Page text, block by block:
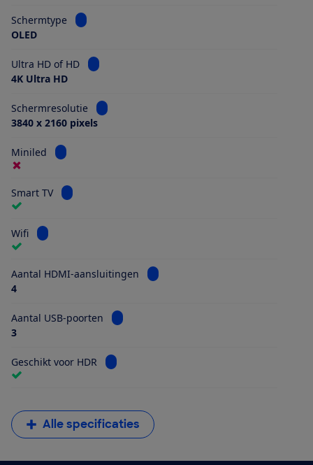
Schermtype
Bekijk informatie voor Schermtype
OLED
Ultra HD of HD
Bekijk informatie voor Ultra HD of HD
4K Ultra HD
Schermresolutie
Bekijk informatie voor Schermresolutie
3840 x 2160 pixels
Miniled Bekijk informatie voor Miniled
Smart TV Bekijk informatie voor Smart TV
Wifi Bekijk informatie voor Wifi
Aantal HDMI-aansluitingen
Bekijk informatie voor Aantal
4
Aantal USB-poorten
Bekijk informatie voor Aantal USB-poorten
3
Geschikt voor HDR Bekijk informatie voor Geschikt voor HDR
Alle specificaties